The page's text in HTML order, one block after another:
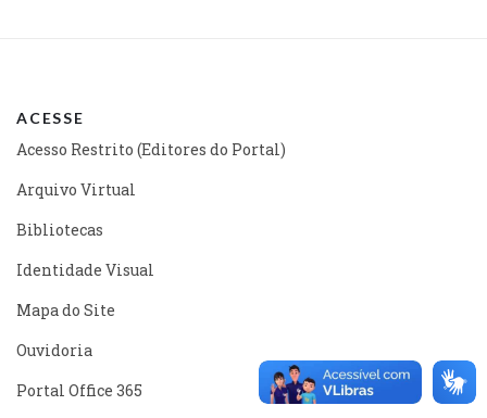
ACESSE
Acesso Restrito (Editores do Portal)
Arquivo Virtual
Bibliotecas
Identidade Visual
Mapa do Site
Ouvidoria
Portal Office 365